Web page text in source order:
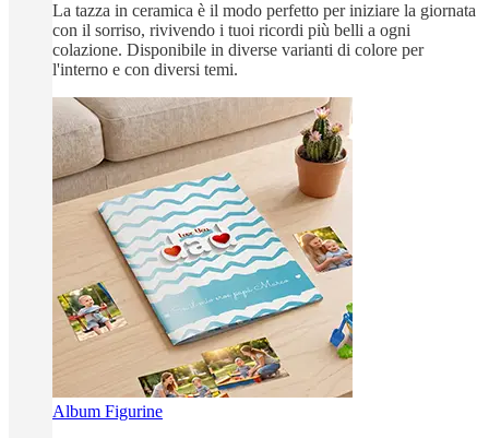
La tazza in ceramica è il modo perfetto per iniziare la giornata
con il sorriso, rivivendo i tuoi ricordi più belli a ogni
colazione. Disponibile in diverse varianti di colore per
l'interno e con diversi temi.
Album Figurine